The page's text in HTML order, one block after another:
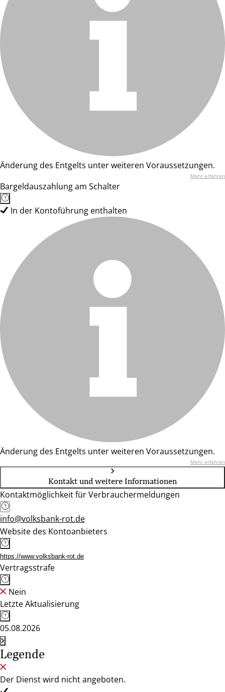
Änderung des Entgelts unter weiteren Voraussetzungen.
Mehr erfahren
Bargeldauszahlung am Schalter
In der Kontoführung enthalten
Änderung des Entgelts unter weiteren Voraussetzungen.
Mehr erfahren
Kontakt und weitere Informationen
Kontaktmöglichkeit für Verbrauchermeldungen
info@volksbank-rot.de
Website des Kontoanbieters
https://www.volksbank-rot.de
Vertragsstrafe
Nein
Letzte Aktualisierung
05.08.2026
Legende
Der Dienst wird nicht angeboten.